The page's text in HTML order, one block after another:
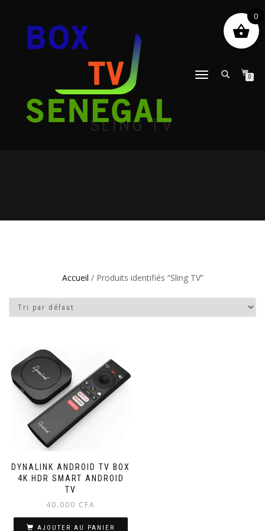
DÉPLIER
0
SLING TV
Accueil / Produits identifiés “Sling TV”
DYNALINK ANDROID TV BOX
4K HDR SMART ANDROID
TV
40.000 CFA
AJOUTER AU PANIER
0